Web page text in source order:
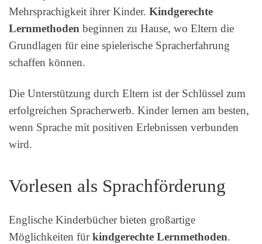
Mehrsprachigkeit ihrer Kinder. Kindgerechte
Lernmethoden beginnen zu Hause, wo Eltern die
Grundlagen für eine spielerische Spracherfahrung
schaffen können.
Die Unterstützung durch Eltern ist der Schlüssel zum
erfolgreichen Spracherwerb. Kinder lernen am besten,
wenn Sprache mit positiven Erlebnissen verbunden
wird.
Vorlesen als Sprachförderung
Englische Kinderbücher bieten großartige
Möglichkeiten fürkindgerechte Lernmethoden.